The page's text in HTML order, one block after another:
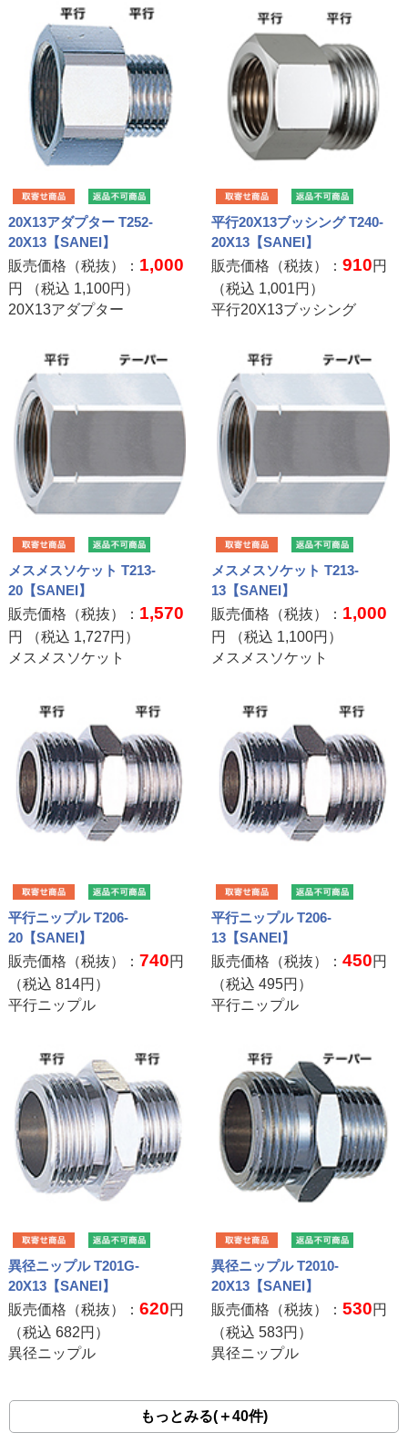
20X13アダプター T252-
20X13【SANEI】
販売価格（税抜）： 1,000
円 （税込 1,100円）
20X13アダプター
平行20X13ブッシング T240-
20X13【SANEI】
販売価格（税抜）：910円
（税込 1,001円）
平行20X13ブッシング
メスメスソケット T213-
20【SANEI】
販売価格（税抜）： 1,570
円 （税込 1,727円）
メスメスソケット
メスメスソケット T213-
13【SANEI】
販売価格（税抜）： 1,000
円 （税込 1,100円）
メスメスソケット
平行ニップル T206-
20【SANEI】
販売価格（税抜）： 740円
（税込 814円）
平行ニップル
平行ニップル T206-
13【SANEI】
販売価格（税抜）：450円
（税込495円）
平行ニップル
異径ニップル T201G-
20X13【SANEI】
販売価格（税抜）： 620円
（税込 682円）
異径ニップル
異径ニップル T2010-
20X13【SANEI】
販売価格（税抜）：530円
（税込583円）
異径ニップル
もっとみる(＋40件)